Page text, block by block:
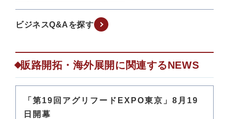
ビジネスQ&Aを探す
販路開拓・海外展開に関連するNEWS
「第19回アグリフードEXPO東京」8月19
日開幕